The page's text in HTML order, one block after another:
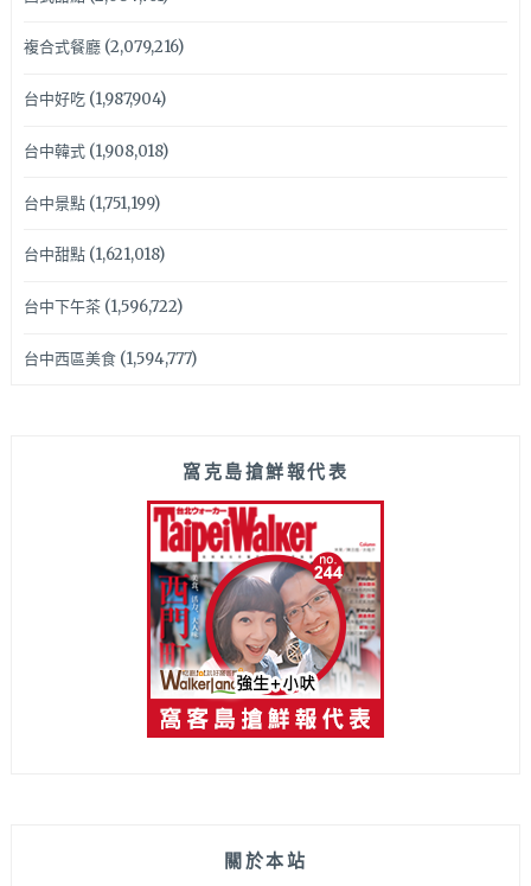
複合式餐廳(2,079,216)
台中好吃(1,987,904)
台中韓式(1,908,018)
台中景點(1,751,199)
台中甜點(1,621,018)
台中下午茶(1,596,722)
台中西區美食(1,594,777)
窩克島搶鮮報代表
關於本站